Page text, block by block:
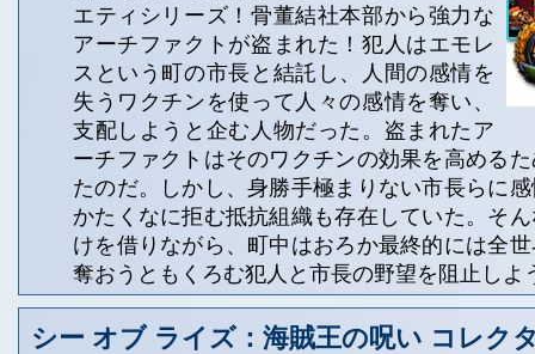
エティシリーズ！骨董結社本部から強力な
アーチファクトが盗まれた！犯人はエモレ
スという町の市長と結託し、人間の感情を
失うワクチンを使って人々の感情を奪い、
支配しようと企む人物だった。盗まれたア
ーチファクトはそのワクチンの効果を高める
たのだ。しかし、身勝手極まりない市長らに
かたくなに拒む抵抗組織も存在していた。そ
けを借りながら、町中はおろか最終的には全
奪おうともくろむ犯人と市長の野望を阻止しよ
シー オブ ライズ：海賊王の呪い コレク